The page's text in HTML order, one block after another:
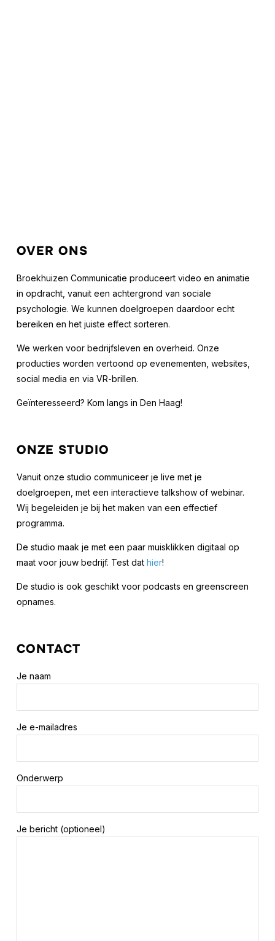
OVER ONS
Broekhuizen Communicatie produceert video en animatie
in opdracht, vanuit een achtergrond van sociale
psychologie. We kunnen doelgroepen daardoor echt
bereiken en het juiste effect sorteren.
We werken voor bedrijfsleven en overheid. Onze
producties worden vertoond op evenementen, websites,
social media en via VR-brillen.
Geïnteresseerd? Kom langs in Den Haag!
ONZE STUDIO
Vanuit onze studio communiceer je live met je
doelgroepen, met een interactieve talkshow of webinar.
Wij begeleiden je bij het maken van een effectief
programma.
De studio maak je met een paar muisklikken digitaal op
maat voor jouw bedrijf. Test dat hier!
De studio is ook geschikt voor podcasts en greenscreen
opnames.
CONTACT
Je naam
Je e-mailadres
Onderwerp
Je bericht (optioneel)